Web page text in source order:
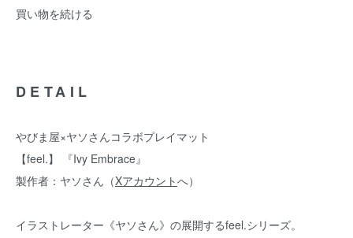
買い物を続ける
DETAIL
やびま屋×ヤソさんコラボプレイマット
【feel.】 『Ivy Embrace』
製作者：ヤソさん（Xアカウントへ）
イラストレーター《ヤソさん》の展開するfeel.シリーズ。